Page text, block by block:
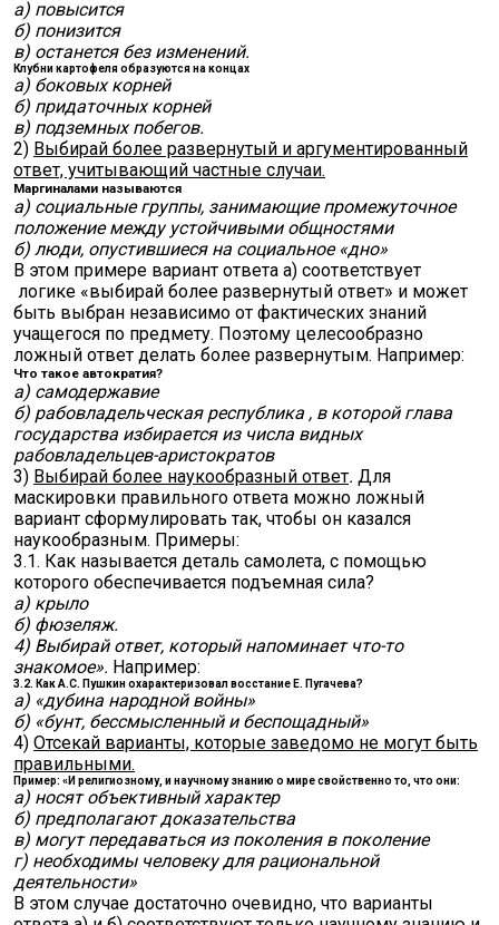
а) повысится
б) понизится
в) останется без изменений.
Клубни картофеля образуются на концах
а) боковых корней
б) придаточных корней
в) подземных побегов.
2) Выбирай более развернутый и аргументированный
ответ, учитывающий частные случаи.
Маргиналами называются
а) социальные группы, занимающие промежуточное
положение между устойчивыми общностями
б) люди, опустившиеся на социальное «дно»
В этом примере вариант ответа а) соответствует
логике «выбирай более развернутый ответ» и может
быть выбран независимо от фактических знаний
учащегося по предмету. Поэтому целесообразно
ложный ответ делать более развернутым. Например:
Что такое автократия?
а) самодержавие
б) рабовладельческая республика , в которой глава
государства избирается из числа видных
рабовладельцев-аристократов
3) Выбирай более наукообразный ответ. Для
маскировки правильного ответа можно ложный
вариант сформулировать так, чтобы он казался
наукообразным. Примеры:
3.1. Как называется деталь самолета, с помощью
которого обеспечивается подъемная сила?
а) крыло
б) фюзеляж.
4) Выбирай ответ, который напоминает что-то
знакомое». Например:
3.2. Как А.С. Пушкин охарактеризовал восстание Е. Пугачева?
а) «дубина народной войны»
б) «бунт, бессмысленный и беспощадный»
4) Отсекай варианты, которые заведомо не могут быть
правильными.
Пример: «И религиозному, и научному знанию о мире свойственно то, что они:
а) носят объективный характер
б) предполагают доказательства
в) могут передаваться из поколения в поколение
г) необходимы человеку для рациональной
деятельности»
В этом случае достаточно очевидно, что варианты